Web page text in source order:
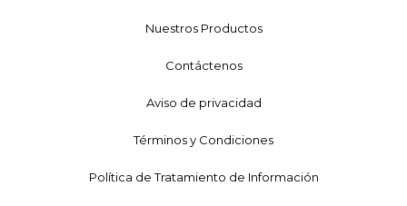
Nuestros Productos
Contáctenos
Aviso de privacidad
Términos y Condiciones
Política de Tratamiento de Información